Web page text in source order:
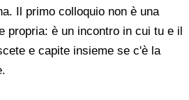
Il primo colloquio non è una
propria: è un incontro in cui tu e il
e capite insieme se c'è la